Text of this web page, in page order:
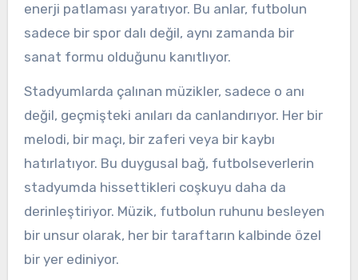
enerji patlaması yaratıyor. Bu anlar, futbolun
sadece bir spor dalı değil, aynı zamanda bir
sanat formu olduğunu kanıtlıyor.
Stadyumlarda çalınan müzikler, sadece o anı
değil, geçmişteki anıları da canlandırıyor. Her bir
melodi, bir maçı, bir zaferi veya bir kaybı
hatırlatıyor. Bu duygusal bağ, futbolseverlerin
stadyumda hissettikleri coşkuyu daha da
derinleştiriyor. Müzik, futbolun ruhunu besleyen
bir unsur olarak, her bir taraftarın kalbinde özel
bir yer ediniyor.